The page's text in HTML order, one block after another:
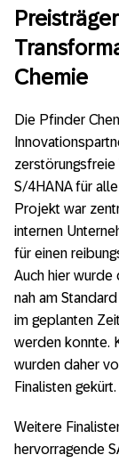
Chemie
Die Pfinder
S/4HANA für
Projekt war
internen
für einen
Auch hier
nah am
im geplanten
werden konnte.
wurden daher
Finalisten gekürt.
Weitere
hervorragende